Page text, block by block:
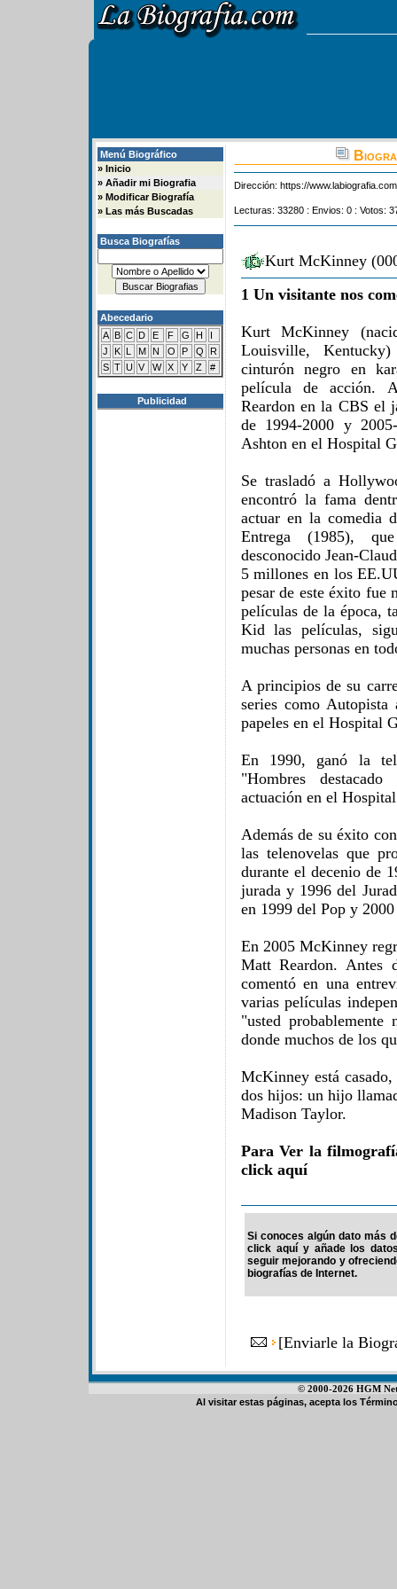
Menú Biográfico
» Inicio
» Añadir mi Biografia
» Modificar Biografía
» Las más Buscadas
Busca Biografías
Abecedario
A B C D E F G H
I
J
K L M N O P Q
R
S T U V W X Y Z #
Publicidad
Dirección: https://
Lecturas: 33280 : Envios: 0 : Votos:
Kurt McKinney
1 Un visitante nos
Kurt McKinney
Louisville,
cinturón negro en
película de acción.
Reardon en la CBS el
de 1994-2000 y
Ashton en el Hospital
Se trasladó a
encontró la fama
actuar en la comedia
Entrega (1985),
desconocido Jean-
5 millones en los
pesar de este éxito fue
películas de la época,
Kid las películas,
muchas personas en
A principios de su
series como
papeles en el Hospital
En 1990, ganó la
"Hombres
actuación en el
Además de su éxito
las telenovelas que
durante el decenio de
jurada y 1996 del
en 1999 del Pop y
En 2005 McKinney
Matt Reardon. Antes
comentó en una
varias películas
"usted
donde muchos de los
McKinney está
dos hijos: un hijo
Madison Taylor.
Para Ver la
click aquí
Si conoces algún dato más
click aquí y añade los
seguir mejorando y
biografías de Internet.
[Enviarle la
© 2000-2026 HGM
Al visitar estas páginas, acepta los